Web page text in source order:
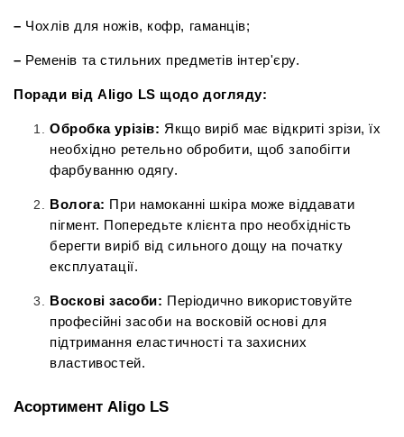
– Чохлів для ножів, кофр, гаманців;
– Ременів та стильних предметів інтер'єру.
Поради від Aligo LS щодо догляду:
Обробка урізів: Якщо виріб має відкриті зрізи, їх
необхідно ретельно обробити, щоб запобігти
фарбуванню одягу.
Волога: При намоканні шкіра може віддавати
пігмент. Попередьте клієнта про необхідність
берегти виріб від сильного дощу на початку
експлуатації.
Воскові засоби: Періодично використовуйте
професійні засоби на восковій основі для
підтримання еластичності та захисних
властивостей.
Асортимент Aligo LS